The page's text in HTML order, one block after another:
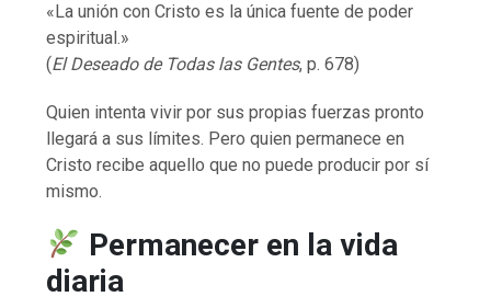
«La unión con Cristo es la única fuente de poder
espiritual.»
(El Deseado de Todas las Gentes, p. 678)
Quien intenta vivir por sus propias fuerzas pronto
llegará a sus límites. Pero quien permanece en
Cristo recibe aquello que no puede producir por sí
mismo.
Permanecer en la vida
diaria